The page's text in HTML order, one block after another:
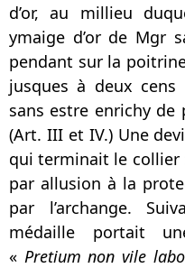
d’or, au millieu
ymaige d’or de Mgr
pendant sur la
jusques à deux cens
sans estre enrichy de
(Art. III et IV.) Une
qui terminait le collier
par allusion à la
par l’archange.
médaille portait
« Pretium non vile